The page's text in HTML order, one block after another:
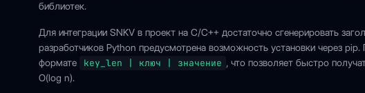
библиотек.
Для интеграции SNKV в проект на C/C++ достаточно сгенерировать
разработчиков Python предусмотрена возможность установки через
формате
key_len | ключ | значение , что позволяет быстро
O(log n).